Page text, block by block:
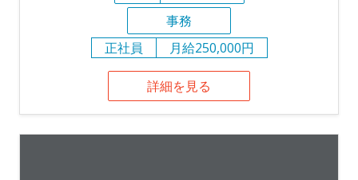
事務
正社員
月給250,000円
詳細を見る